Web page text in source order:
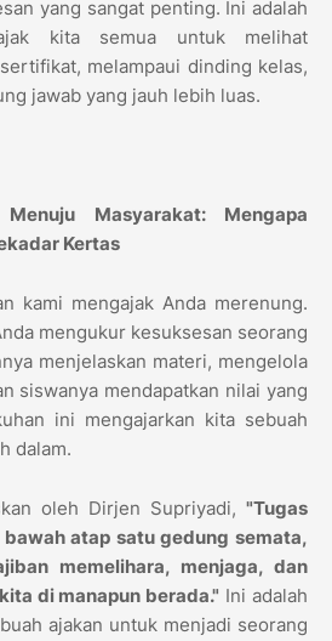
yang sangat penting. Ini adalah
kita semua untuk melihat
melampaui dinding kelas,
jawab yang jauh lebih luas.
Masyarakat: Mengapa
Kertas
kami mengajak Anda merenung.
mengukur kesuksesan seorang
menjelaskan materi, mengelola
siswanya mendapatkan nilai yang
ini mengajarkan kita sebuah
dalam.
oleh Dirjen Supriyadi, "Tugas
atap satugedung semata,
memelihara, menjaga, dan
di manapun berada." Ini adalah
ajakan untuk menjadi seorang